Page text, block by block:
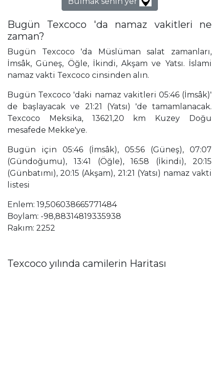
Bugün Texcoco 'da namaz vakitleri ne
zaman?
Bugün Texcoco 'da Müslüman salat zamanları,
İmsâk, Güneş, Öğle, İkindi, Akşam ve Yatsı. İslami
namaz vakti Texcoco cinsinden alın.
Bugün Texcoco 'daki namaz vakitleri 05:46 (İmsâk)'
de başlayacak ve 21:21 (Yatsı) 'de tamamlanacak.
Texcoco Meksika, 13621,20 km Kuzey Doğu
mesafede Mekke'ye.
Bugün için 05:46 (İmsâk), 05:56 (Güneş), 07:07
(Gündoğumu), 13:41 (Öğle), 16:58 (İkindi), 20:15
(Günbatımı), 20:15 (Akşam), 21:21 (Yatsı) namaz vakti
listesi
Enlem: 19,506038665771484
Boylam: -98,88314819335938
Rakım: 2252
Texcoco yılında camilerin Haritası